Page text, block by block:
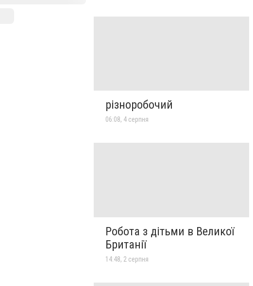
різноробочий
06:08, 4 серпня
Робота з дітьми в Великої
Британії
14:48, 2 серпня